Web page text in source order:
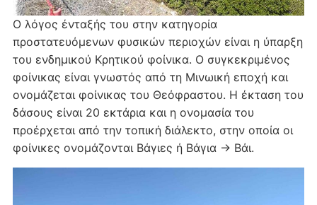
Ο λόγος ένταξής του στην κατηγορία
προστατευόμενων φυσικών περιοχών είναι η ύπαρξη
του ενδημικού Κρητικού φοίνικα. Ο συγκεκριμένος
φοίνικας είναι γνωστός από τη Μινωική εποχή και
ονομάζεται φοίνικας του Θεόφραστου. Η έκταση του
δάσους είναι 20 εκτάρια και η ονομασία του
προέρχεται από την τοπική διάλεκτο, στην οποία οι
φοίνικες ονομάζονται Βάγιες ή Βάγια → Βάι.